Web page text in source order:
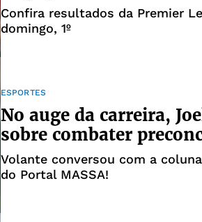
Confira resultados da Premier
domingo, 1º
ESPORTES
No auge da carreira,
sobre combater
Volante conversou com a
do Portal MASSA!